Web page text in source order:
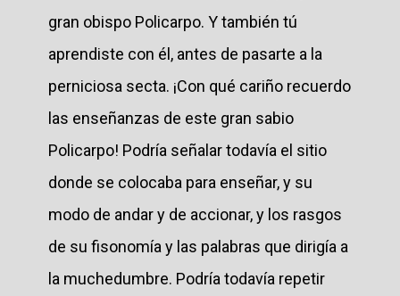
gran obispo Policarpo. Y también tú
aprendiste con él, antes de pasarte a la
perniciosa secta. ¡Con qué cariño recuerdo
las enseñanzas de este gran sabio
Policarpo! Podría señalar todavía el sitio
donde se colocaba para enseñar, y su
modo de andar y de accionar, y los rasgos
de su fisonomía y las palabras que dirigía a
la muchedumbre. Podría todavía repetir